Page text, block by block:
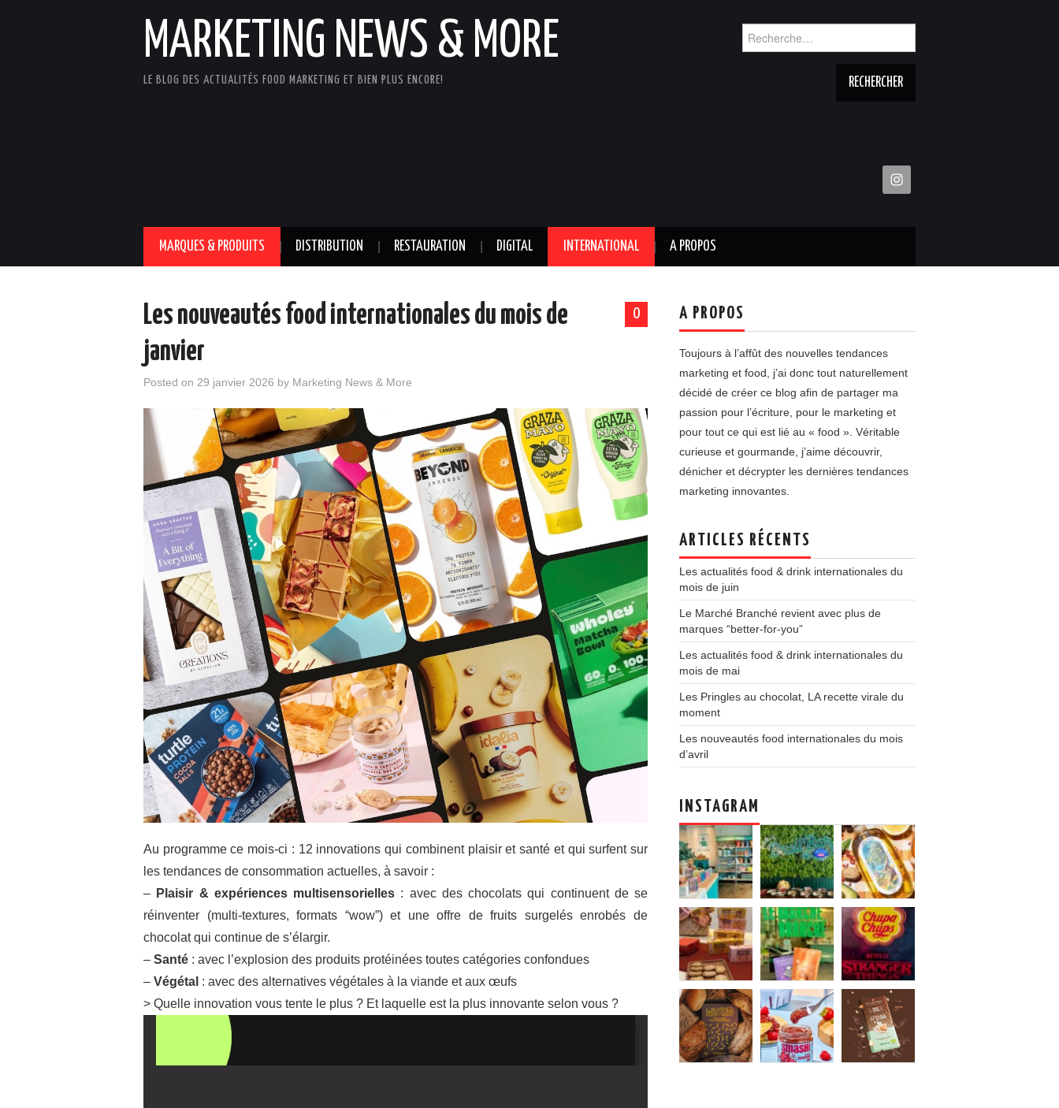
MARKETING NEWS & MORE
LE BLOG DES ACTUALITÉS FOOD MARKETING ET BIEN PLUS ENCORE!
MARQUES & PRODUITS DISTRIBUTION RESTAURATION DIGITAL INTERNATIONAL A PROPOS
0
Les nouveautés food internationales du mois de
janvier
Posted on 29 janvier 2026 by Marketing News & More
Au programme ce mois-ci : 12 innovations qui combinent plaisir et santé et qui surfent sur
les tendances de consommation actuelles, à savoir :
– Plaisir & expériences multisensorielles : avec des chocolats qui continuent de se
réinventer (multi-textures, formats “wow”) et une offre de fruits surgelés enrobés de
chocolat qui continue de s’élargir.
– Santé : avec l’explosion des produits protéinées toutes catégories confondues
– Végétal : avec des alternatives végétales à la viande et aux œufs
> Quelle innovation vous tente le plus ? Et laquelle est la plus innovante selon vous ?
A PROPOS
Toujours à l’affût des nouvelles tendances
marketing et food, j’ai donc tout naturellement
décidé de créer ce blog afin de partager ma
passion pour l’écriture, pour le marketing et
pour tout ce qui est lié au « food ». Véritable
curieuse et gourmande, j’aime découvrir,
dénicher et décrypter les dernières tendances
marketing innovantes.
ARTICLES RÉCENTS
Les actualités food & drink internationales du
mois de juin
Le Marché Branché revient avec plus de
marques “better-for-you”
Les actualités food & drink internationales du
mois de mai
Les Pringles au chocolat, LA recette virale du
moment
Les nouveautés food internationales du mois
d’avril
INSTAGRAM